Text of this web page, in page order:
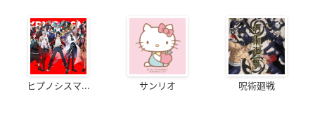
ヒプノシスマ... サンリオ 呪術廻戦